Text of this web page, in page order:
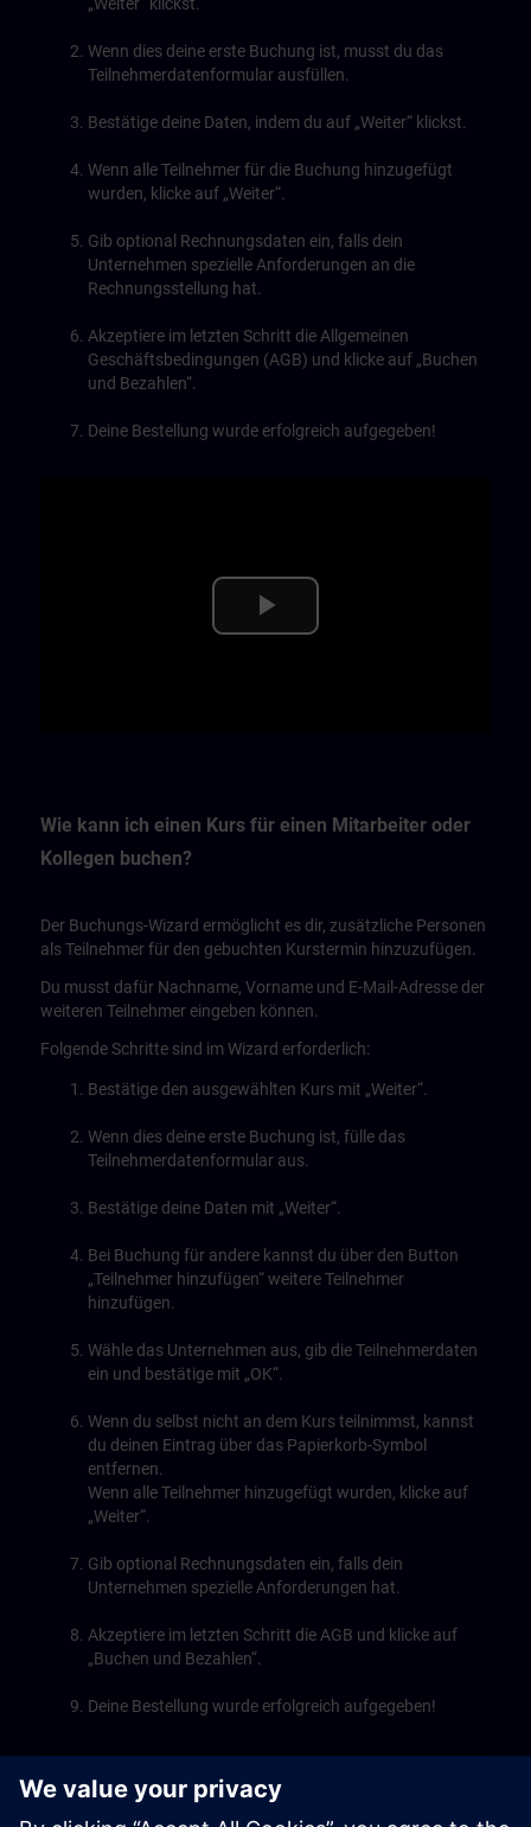
Wenn dies deine erste Buchung ist, musst du das
Teilnehmerdatenformular ausfüllen.
Bestätige deine Daten, indem du auf „Weiter“ klickst.
Wenn alle Teilnehmer für die Buchung hinzugefügt
wurden, klicke auf „Weiter“.
Gib optional Rechnungsdaten ein, falls dein
Unternehmen spezielle Anforderungen an die
Rechnungsstellung hat.
Akzeptiere im letzten Schritt die Allgemeinen
Geschäftsbedingungen (AGB) und klicke auf „Buchen
und Bezahlen“.
Deine Bestellung wurde erfolgreich aufgegeben!
Play
Wie kann ich einen Kurs für einen Mitarbeiter oder
Kollegen buchen?
Der Buchungs-Wizard ermöglicht es dir, zusätzliche Personen
als Teilnehmer für den gebuchten Kurstermin hinzuzufügen.
Du musst dafür Nachname, Vorname und E-Mail-Adresse der
weiteren Teilnehmer eingeben können.
Folgende Schritte sind im Wizard erforderlich:
Bestätige den ausgewählten Kurs mit „Weiter“.
Wenn dies deine erste Buchung ist, fülle das
Teilnehmerdatenformular aus.
Bestätige deine Daten mit „Weiter“.
Bei Buchung für andere kannst du über den Button
„Teilnehmer hinzufügen“ weitere Teilnehmer
hinzufügen.
Wähle das Unternehmen aus, gib die Teilnehmerdaten
ein und bestätige mit „OK“.
Wenn du selbst nicht an dem Kurs teilnimmst, kannst
du deinen Eintrag über das Papierkorb-Symbol
entfernen.
Wenn alle Teilnehmer hinzugefügt wurden, klicke auf
„Weiter“.
Gib optional Rechnungsdaten ein, falls dein
Unternehmen spezielle Anforderungen hat.
Akzeptiere im letzten Schritt die AGB und klicke auf
„Buchen und Bezahlen“.
Deine Bestellung wurde erfolgreich aufgegeben!